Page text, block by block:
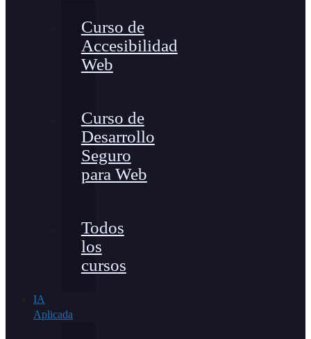
Curso de
Accesibilidad
Web
Curso de
Desarrollo
Seguro
para Web
Todos
los
cursos
IA
Aplicada